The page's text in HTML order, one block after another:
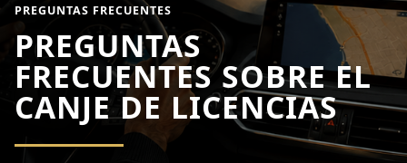
PREGUNTAS FRECUENTES
PREGUNTAS
FRECUENTES SOBRE EL
CANJE DE LICENCIAS